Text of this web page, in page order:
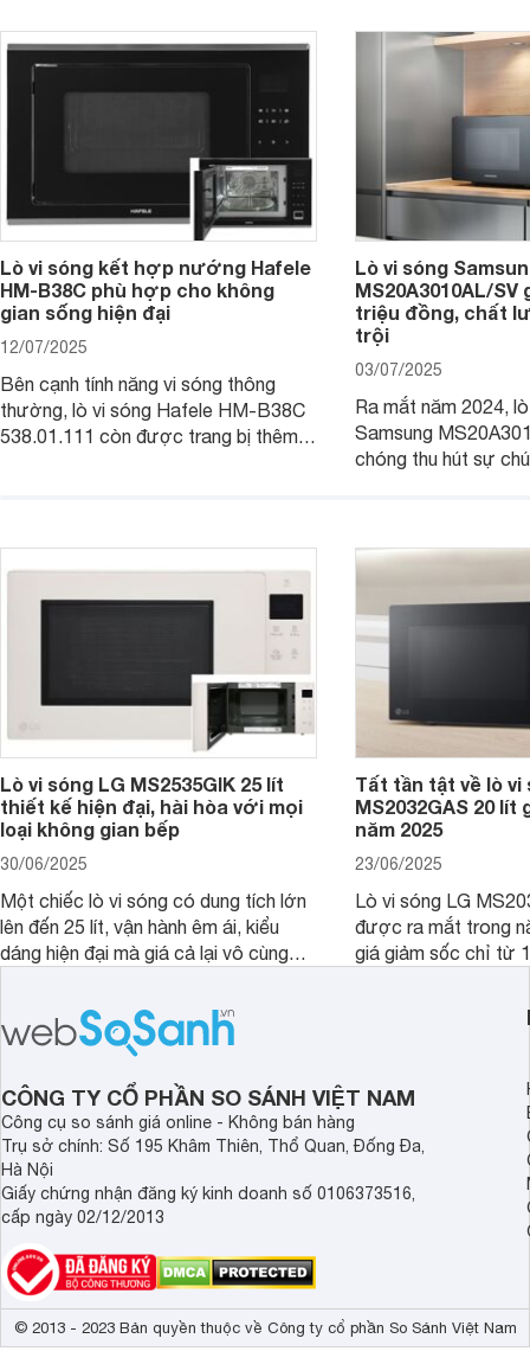
cùng tìm hiểu ngay dưới đây nhé.
và tiện lợi. Cùng
hiểu chi tiết sản
Lò vi sóng kết hợp nướng Hafele
HM-B38C phù hợp cho không
gian sống hiện đại
12/07/2025
Bên cạnh tính năng vi sóng thông
thường, lò vi sóng Hafele HM-B38C
538.01.111 còn được trang bị thêm
Lò vi sóng
MS20A3010AL/SV
triệu đồng, chất
trội
03/07/2025
Ra mắt năm 2024,
Samsung
chóng thu hút sự
phẩm hứa hẹn
gia đình.
Lò vi sóng LG MS2535GIK 25 lít
thiết kế hiện đại, hài hòa với mọi
loại không gian bếp
30/06/2025
Một chiếc lò vi sóng có dung tích lớn
lên đến 25 lít, vận hành êm ái, kiểu
dáng hiện đại mà giá cả lại vô cùng
tả về lò vi sóng LG MS2535GIK 25 lít.
Sản phẩm này là một ứng cử viên rất
đáng cân nhắc cho căn bếp của gia
đình bạn trong năm 2025.
Tất tần tật về lò vi
MS2032GAS 20 lít
năm 2025
23/06/2025
Lò vi sóng LG
được ra mắt trong
giá giảm sốc chỉ từ
có còn đáng mua
căn bếp nhà bạn
được câu trả lời,
đúng đắn nhất.
CÔNG TY CỔ PHẦN SO SÁNH VIỆT NAM
Công cụ so sánh giá online - Không bán hàng
Trụ sở chính: Số 195 Khâm Thiên, Thổ Quan, Đống Đa,
Hà Nội
Giấy chứng nhận đăng ký kinh doanh số 0106373516,
cấp ngày 02/12/2013
© 2013 - 2023 Bản quyền thuộc về Công ty cổ phần So Sánh Việt Nam